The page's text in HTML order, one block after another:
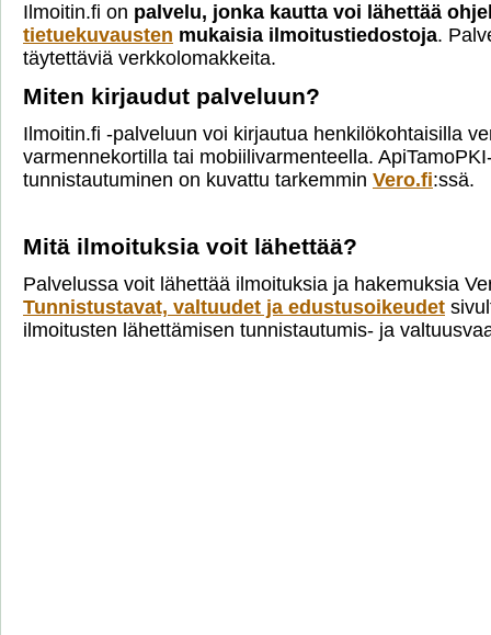
Ilmoitin.fi on palvelu, jonka kautta voi lähettää
tietuekuvausten mukaisia ilmoitustiedostoja.
täytettäviä verkkolomakkeita.
Miten kirjaudut palveluun?
Ilmoitin.fi -palveluun voi kirjautua henkilökohtaisilla
varmennekortilla tai mobiilivarmenteella.
tunnistautuminen on kuvattu tarkemmin Vero.fi:ssä.
Mitä ilmoituksia voit lähettää?
Palvelussa voit lähettää ilmoituksia ja hakemuksia
Tunnistustavat, valtuudet ja edustusoikeudet
ilmoitusten lähettämisen tunnistautumis- ja